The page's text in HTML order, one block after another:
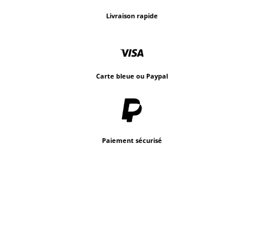
Livraison rapide
Carte bleue ou Paypal
Paiement sécurisé